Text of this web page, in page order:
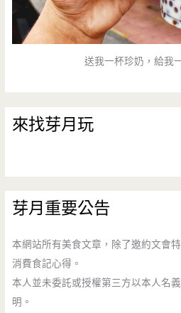
送我一杯珍奶，給我
來找芽月玩
芽月重要公告
本網站所有美食文章，除了邀約文會
消費食記心得。
本人並未委託或授權第三方以本人名
明。